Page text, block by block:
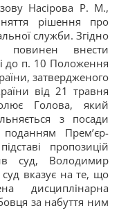
Насірова Р. М.,
рішення про
служби. Згідно
повинен внести
до п. 10 Положення
затвердженого
від 21 травня
Голова, який
з посади
поданням Прем’єр-
пропозицій
суд, Володимир
вказує на те, що
дисциплінарна
за набуття ним